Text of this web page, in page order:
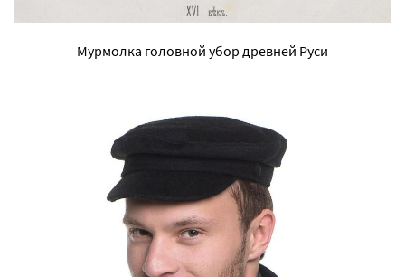
Мурмолка головной убор древней Руси